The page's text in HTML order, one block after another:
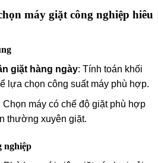
máy giặt công nghiệp hiêu
giặt hàng ngày: Tính toán khối
lựa chọn công suất máy phù hợp.
Chọn máy có chế độ giặt phù hợp
thường xuyên giặt.
nghiệp